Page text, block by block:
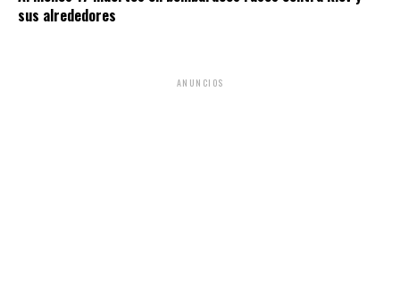
sus alrededores
ANUNCIOS